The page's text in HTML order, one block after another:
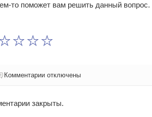
то пοмοжет вам решить данный вопрοс.
Комментарии отключены
закрыты.